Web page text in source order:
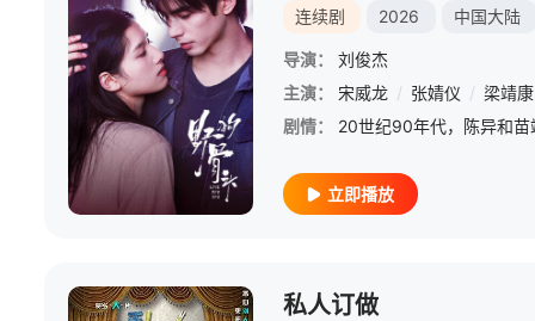
连续剧 2026 中国大陆
导演：
刘俊杰
主演：
宋威龙 / 张婧仪 / 梁靖康
剧情：
立即播放
私人订做